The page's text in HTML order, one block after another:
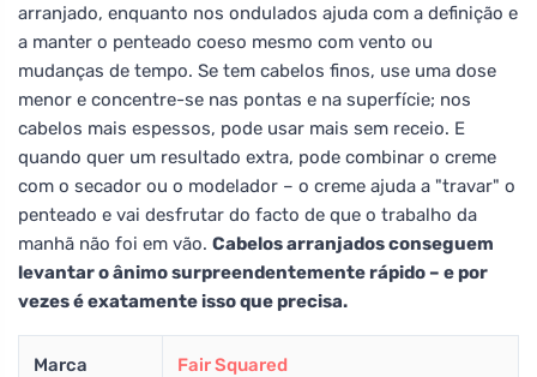
arranjado, enquanto nos ondulados ajuda com a definição e
a manter o penteado coeso mesmo com vento ou
mudanças de tempo. Se tem cabelos finos, use uma dose
menor e concentre-se nas pontas e na superfície; nos
cabelos mais espessos, pode usar mais sem receio. E
quando quer um resultado extra, pode combinar o creme
com o secador ou o modelador – o creme ajuda a "travar" o
penteado e vai desfrutar do facto de que o trabalho da
manhã não foi em vão. Cabelos arranjados conseguem
levantar o ânimo surpreendentemente rápido – e por
vezes é exatamente isso que precisa.
Marca Fair Squared